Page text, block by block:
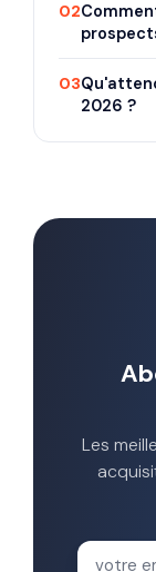
02
03
2026 ?
Les